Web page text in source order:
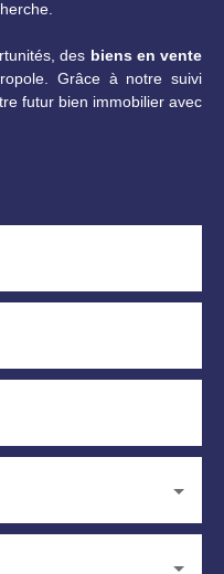
minutes à pied, vous
dans l'un des sept
vos enfants à la
Plusieurs parcs et
en voiture, tout
des biens en vente
Grâce à notre suivi
futur bien immobilier avec